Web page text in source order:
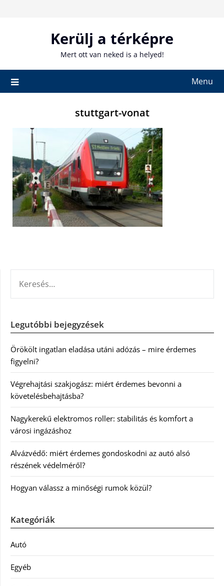
Kerülj a térképre
Mert ott van neked is a helyed!
Menu
stuttgart-vonat
Legutóbbi bejegyzések
Örökölt ingatlan eladása utáni adózás – mire érdemes
figyelni?
Végrehajtási szakjogász: miért érdemes bevonni a
követelésbehajtásba?
Nagykerekű elektromos roller: stabilitás és komfort a
városi ingázáshoz
Alvázvédő: miért érdemes gondoskodni az autó alsó
részének védelméről?
Hogyan válassz a minőségi rumok közül?
Kategóriák
Autó
Egyéb